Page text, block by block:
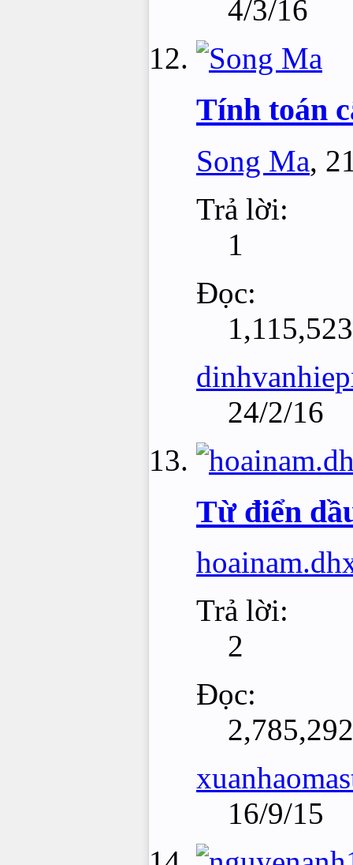
4/3/16
Tính toán
Song Ma,
Trả lời:
1
Đọc:
1,115,523
24/2/16
Từ điển
Trả lời:
2
Đọc:
2,785,292
16/9/15